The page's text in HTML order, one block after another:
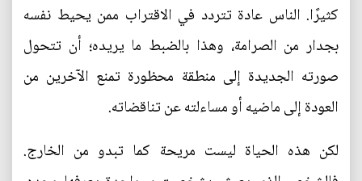
كثيرًا. الناس عادة تتردد في الاقتراب ممن يحيط نفسه
بجدار من الصرامة، وهذا بالضبط ما يريده؛ أن تتحول
صورته الجديدة إلى منطقة محظورة تمنع الآخرين من
العودة إلى ماضيه أو مساءلته عن تناقضاته.
لكن هذه الحياة ليست مريحة كما تبدو من الخارج.